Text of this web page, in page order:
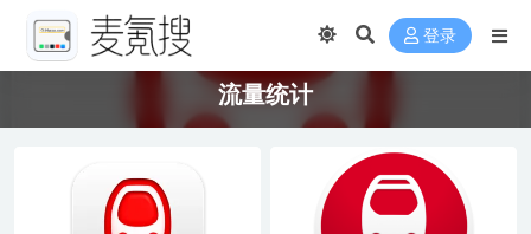
登录
流量统计